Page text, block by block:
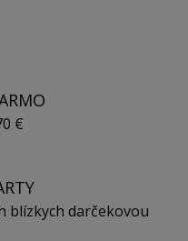
€
blízkych darčekovou